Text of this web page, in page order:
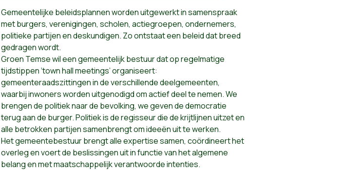
Gemeentelijke beleidsplannen worden uitgewerkt in samenspraak
met burgers, verenigingen, scholen, actiegroepen, ondernemers,
politieke partijen en deskundigen. Zo ontstaat een beleid dat breed
gedragen wordt.
Groen Temse wil een gemeentelijk bestuur dat op regelmatige
tijdstippen ‘town hall meetings’ organiseert:
gemeenteraadszittingen in de verschillende deelgemeenten,
waarbij inwoners worden uitgenodigd om actief deel te nemen. We
brengen de politiek naar de bevolking, we geven de democratie
terug aan de burger. Politiek is de regisseur die de krijtlijnen uitzet en
alle betrokken partijen samenbrengt om ideeën uit te werken.
Het gemeentebestuur brengt alle expertise samen, coördineert het
overleg en voert de beslissingen uit in functie van het algemene
belang en met maatschappelijk verantwoorde intenties.